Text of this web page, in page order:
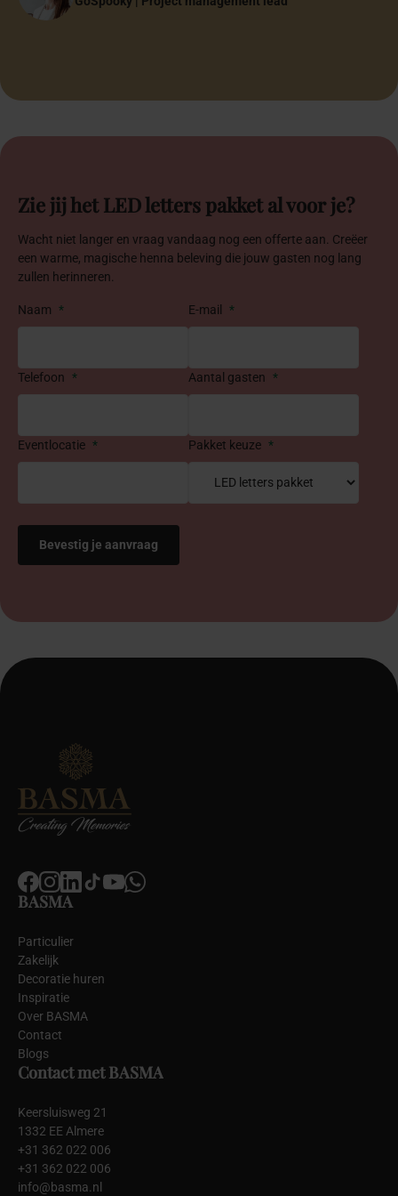
Halima Özen-El Hajoui
Halima Özen-El Hajoui
Zie jij het LED letters pakket al voor je?
Wacht niet langer en vraag vandaag nog een offerte aan. Creëer
een warme, magische henna beleving die jouw gasten nog lang
zullen herinneren.
Naam * E-mail *
Telefoon * Aantal gasten *
Eventlocatie * Pakket keuze *
BASMA
Particulier
Zakelijk
Decoratie huren
Inspiratie
Over BASMA
Contact
Blogs
Contact met BASMA
Keersluisweg 21
1332 EE Almere
+31 362 022 006
+31 362 022 006
info@basma.nl